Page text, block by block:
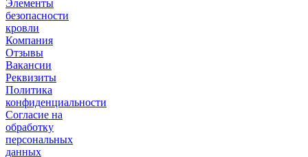
Элементы
безопасности
кровли
Компания
Отзывы
Вакансии
Реквизиты
Политика
конфиденциальности
Согласие на
обработку
персональных
данных